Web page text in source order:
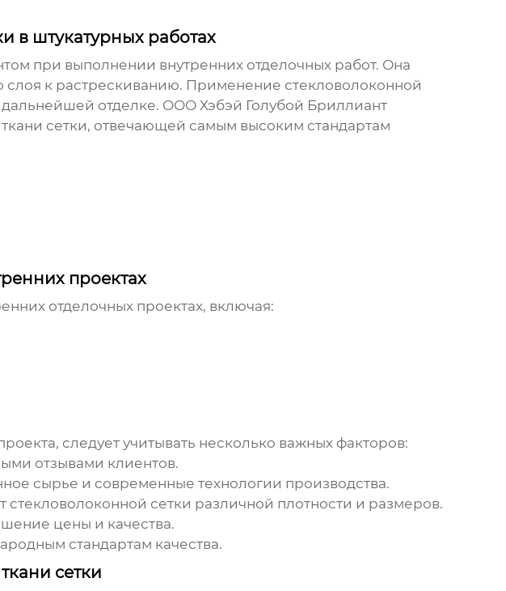
в штукатурных работах
при выполнении внутренних отделочных работ. Она
слоя к растрескиванию. Применение стекловолоконной
дальнейшей отделке. ООО Хэбэй Голубой Бриллиант
сетки, отвечающей самым высоким стандартам
проектах
отделочных проектах, включая:
следует учитывать несколько важных факторов:
отзывами клиентов.
сырье и современные технологии производства.
стекловолоконной сетки различной плотности и размеров.
цены и качества.
стандартам качества.
сетки